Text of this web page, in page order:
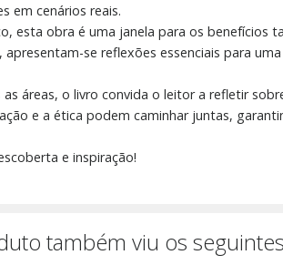
em cenários reais.
esta obra é uma janela para os benefícios
se reflexões essenciais para
áreas, o livro convida o leitor a refletir
e a ética podem caminhar juntas,
e inspiração!
também viu os seguintes